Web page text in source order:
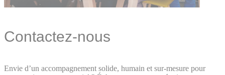
Contactez-nous
Envie d’un accompagnement solide, humain et sur-mesure pour